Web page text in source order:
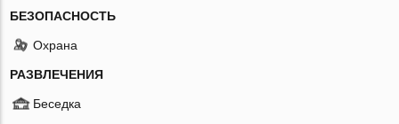
БЕЗОПАСНОСТЬ
Охрана
РАЗВЛЕЧЕНИЯ
Беседка